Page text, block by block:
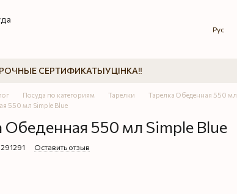
Рус
СЕРТИФИКАТЫУЦІНКА‼️
Посуда по категориям Тарелки
Тарелка Обеденная 550 мл
550 мл Simple Blue
Обеденная 550 мл Simple Blue
Оставить отзыв